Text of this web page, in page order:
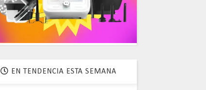
EN TENDENCIA ESTA SEMANA